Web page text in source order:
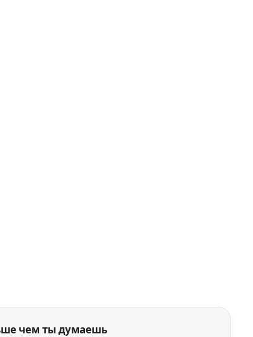
чем ты думаешь